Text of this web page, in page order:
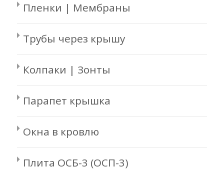
Пленки | Мембраны
Трубы через крышу
Колпаки | Зонты
Парапет крышка
Окна в кровлю
Плита ОСБ-3 (ОСП-3)